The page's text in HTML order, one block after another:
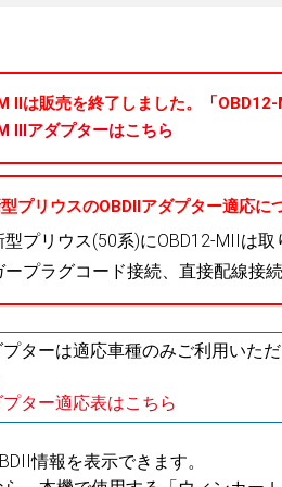
IIは販売を終了しました。「
IIIアダプターはこちら
型プリウスのOBDIIアダプター適応に
型プリウス(50系)にOBD12-MIIは
ープラグコード接続、直接配線接
プターは適応車種のみご利用いた
プター適応表はこちら
情報を表示できます。